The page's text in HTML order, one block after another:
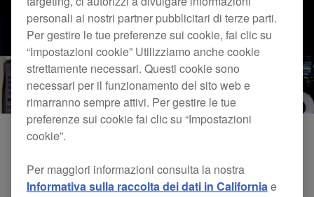
personali ai nostri partner pubblicitari di terze parti.
Per gestire le tue preferenze sui cookie, fai clic su
“Impostazioni cookie” Utilizziamo anche cookie
strettamente necessari. Questi cookie sono
necessari per il funzionamento del sito web e
rimarranno sempre attivi. Per gestire le tue
preferenze sui cookie fai clic su “Impostazioni
cookie”.
Per maggiori informazioni consulta la nostra
Informativa sulla raccolta dei dati in Californiae